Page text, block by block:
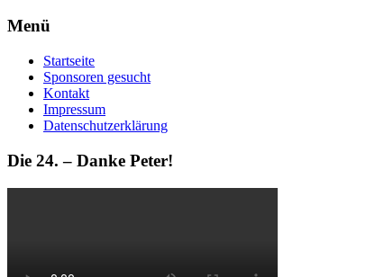
Menü
Startseite
Sponsoren gesucht
Kontakt
Impressum
Datenschutzerklärung
Die 24. – Danke Peter!